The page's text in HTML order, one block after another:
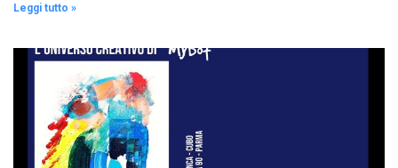
Leggi tutto »